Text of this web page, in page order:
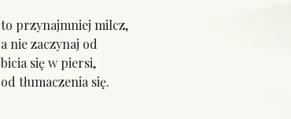
to przynajmniej milcz,
a nie zaczynaj od
bicia się w piersi,
od tłumaczenia się.